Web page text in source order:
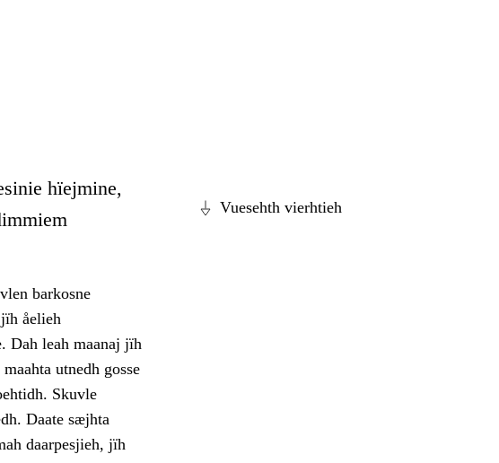
Vuesehth vierhtieh
hïejmine,
barkosne
åelieh
Dah leah maanaj jïh
utnedh gosse
Skuvle
Daate sæjhta
daarpesjieh, jïh